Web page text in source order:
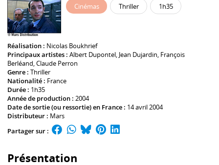
Cinémas Thriller 1h35
Réalisation : Nicolas Boukhrief
Principaux artistes : Albert Dupontel Jean Dujardin François
Berléand Claude Perron
Genre : Thriller
Nationalité : France
Durée : 1h35
Année de production : 2004
Date de sortie (ou ressortie) en France : 14 avril 2004
Distributeur : Mars
Partager sur :
Présentation